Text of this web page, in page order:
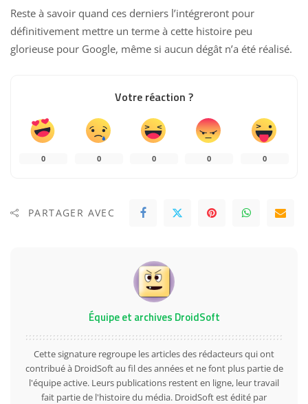
Reste à savoir quand ces derniers l’intégreront pour
définitivement mettre un terme à cette histoire peu
glorieuse pour Google, même si aucun dégât n’a été réalisé.
Votre réaction ?
0 0 0 0 0
PARTAGER AVEC
Équipe et archives DroidSoft
Cette signature regroupe les articles des rédacteurs qui ont
contribué à DroidSoft au fil des années et ne font plus partie de
l'équipe active. Leurs publications restent en ligne, leur travail
fait partie de l'histoire du média. DroidSoft est édité par